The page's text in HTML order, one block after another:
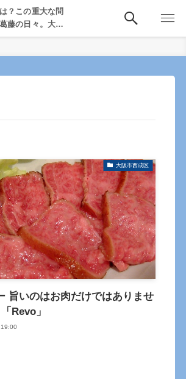
？この重大な問
藤の日々。大
中心とした食べ
綴る。
大阪市西成区
旨いのはお肉だけではありませ
Revo」